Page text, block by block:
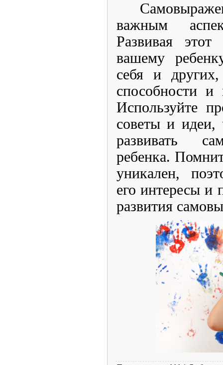
важным
Развивая
вашему
себя и других,
способности и
Используйте
советы и идеи,
развивать
ребенка.
уникален,
его интересы и
развития